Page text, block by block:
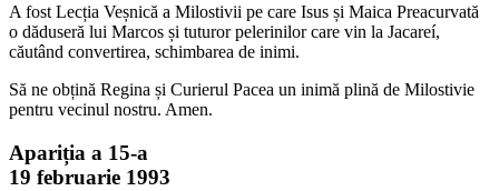
A fost Lecția Veșnică a Milostivii pe care Isus și Maica Preacurvată
o dăduseră lui Marcos și tuturor pelerinilor care vin la Jacareí,
căutând convertirea, schimbarea de inimi.
Să ne obțină Regina și Curierul Pacea un inimă plină de Milostivie
pentru vecinul nostru. Amen.
Apariția a 15-a
19 februarie 1993